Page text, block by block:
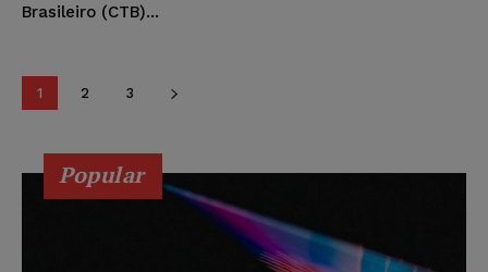
Brasileiro (CTB)...
1 2 3
Popular